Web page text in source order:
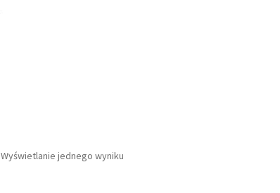
Wyświetlanie jednego wyniku